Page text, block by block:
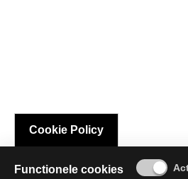
Cookie Policy
Functionele cookies